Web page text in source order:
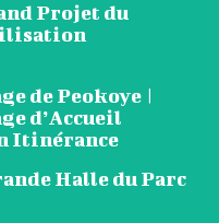
Projet du
de Peokoye |
d’Accueil
Itinérance
Halle du Parc